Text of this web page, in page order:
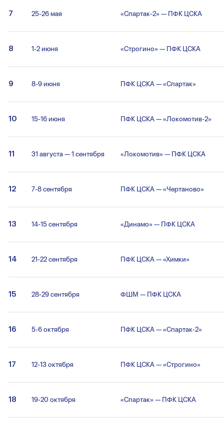
7 25-26 мая «Спартак-2» — ПФК ЦСКА
8 1-2 июня «Строгино» — ПФК ЦСКА
9 8-9 июня ПФК ЦСКА — «Спартак»
10 15-16 июня ПФК ЦСКА — «Локомотив-2»
11 31 августа — 1 сентября «Локомотив» — ПФК ЦСКА
12 7-8 сентября ПФК ЦСКА — «Чертаново»
13 14-15 сентября «Динамо» — ПФК ЦСКА
14 21-22 сентября ПФК ЦСКА — «Химки»
15 28-29 сентября ФШМ — ПФК ЦСКА
16 5-6 октября ПФК ЦСКА — «Спартак-2»
17 12-13 октября ПФК ЦСКА — «Строгино»
18 19-20 октября «Спартак» — ПФК ЦСКА